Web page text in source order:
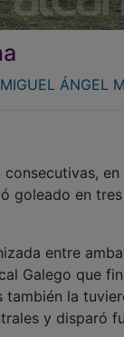
MIGUEL ÁNGEL
goleado en
entre
Galego que
la
y disparó